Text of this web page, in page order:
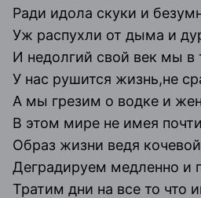
Ради идола скуки и
Уж распухли от дыма и
И недолгий свой век мы
У нас рушится жизнь,не
А мы грезим о водке и
В этом мире не имея
Образ жизни ведя
Деградируем медленно и
Тратим дни на все то что